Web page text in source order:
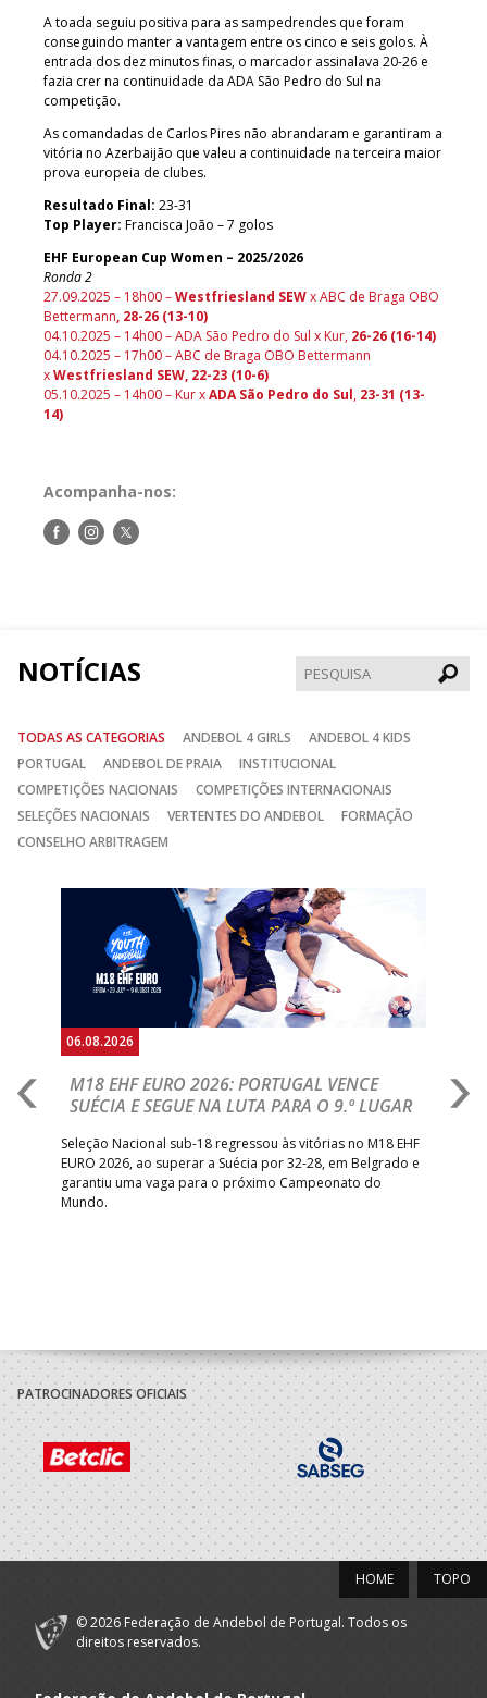
A toada seguiu positiva para as sampedrendes que foram
conseguindo manter a vantagem entre os cinco e seis golos. À
entrada dos dez minutos finas, o marcador assinalava 20-26 e
fazia crer na continuidade da ADA São Pedro do Sul na
competição.
As comandadas de Carlos Pires não abrandaram e garantiram a
vitória no Azerbaijão que valeu a continuidade na terceira maior
prova europeia de clubes.
Resultado Final: 23-31
Top Player: Francisca João – 7 golos
EHF European Cup Women – 2025/2026
Ronda 2
27.09.2025 – 18h00 –Westfriesland SEWx ABC de Braga OBO
Bettermann, 28-26 (13-10)
04.10.2025 – 14h00 – ADA São Pedro do Sul x Kur, 26-26 (16-14)
04.10.2025 – 17h00 – ABC de Braga OBO Bettermann
xWestfriesland SEW, 22-23 (10-6)
05.10.2025 – 14h00 – Kur xADA São Pedro do Sul, 23-31 (13-
14)
Acompanha-nos:
Siga-Siga-Siga-
NOTÍCIAS
TODAS AS CATEGORIAS ANDEBOL 4 GIRLS
ANDEBOL 4 KIDS
PORTUGAL
ANDEBOL DE PRAIA
INSTITUCIONAL
COMPETIÇÕES NACIONAIS
COMPETIÇÕES INTERNACIONAIS
SELEÇÕES NACIONAIS
VERTENTES DO ANDEBOL
FORMAÇÃO
CONSELHO ARBITRAGEM
06.08.2026
M18 EHF EURO 2026: PORTUGAL VENCE
SUÉCIA E SEGUE NA LUTA PARA O 9.º LUGAR
Seleção Nacional sub-18 regressou às vitórias no M18 EHF
EURO 2026, ao superar a Suécia por 32-28, em Belgrado e
garantiu uma vaga para o próximo Campeonato do
Mundo.
PATROCINADORES OFICIAIS
TOPO
HOME
© 2026 Federação de Andebol de Portugal. Todos os
direitos reservados.